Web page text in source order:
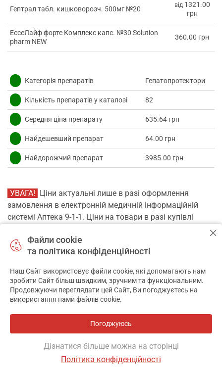
Фільтр
Гептрал табл. кишковорозч. 500мг №20 від1321.00
грн
ЕссеЛайф форте Комплекс капс. №30 Solution
pharm NEW
360.00 грн
✅ Категорія препаратів Гепатопротектори
✅ Кількість препаратів у каталозі 82
✅ Середня ціна препарату 635.64 грн
✅ Найдешевший препарат 64.00 грн
✅ Найдорожчий препарат 3985.00 грн
УВАГА!
Ціни актуальні лише в разі оформлення
замовлення в електронній медичній інформаційній
системі Аптека 9-1-1. Ціни на товари в разі купівлі
безпосередньо в аптечних закладах-партнерах можуть
відрізнятися від тих, що зазначені на сайті!
Зв’язатися з нами
Безпека платежів
Файли cookie
та політика конфіденційності
Наш Сайт використовує файли cookie, які допомагають нам
зробити Сайт більш швидким, зручним та функціональним.
Продовжуючи переглядати цей Сайт, Ви погоджуєтесь на
використання нами файлів cookie.
Погоджуюсь
Дізнатися більше можна на сторінці
Політика конфіденційності
✕